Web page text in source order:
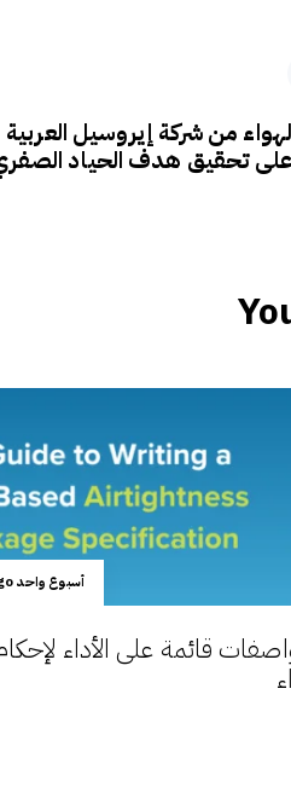
من شركة إيروسيل العربية
على تحقيق هدف الحياد
أسبوع واحد ago
قائمة على الأداء